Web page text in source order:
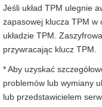
Jeśli układ TPM ulegnie
zapasowej klucza TPM w
układzie TPM.
przywracając klucz TPM.
* Aby uzyskać
problemów lub wymiany
lub przedstawicielem